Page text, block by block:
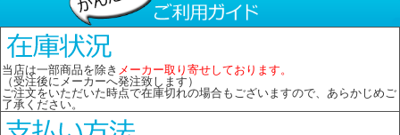
当店は一部商品を除き メーカー取り寄せしております。
（受注後にメーカーへ発注致します）
ご注文をいただいた時点で在庫切れの場合もございますので、あらかじめご
了承ください。